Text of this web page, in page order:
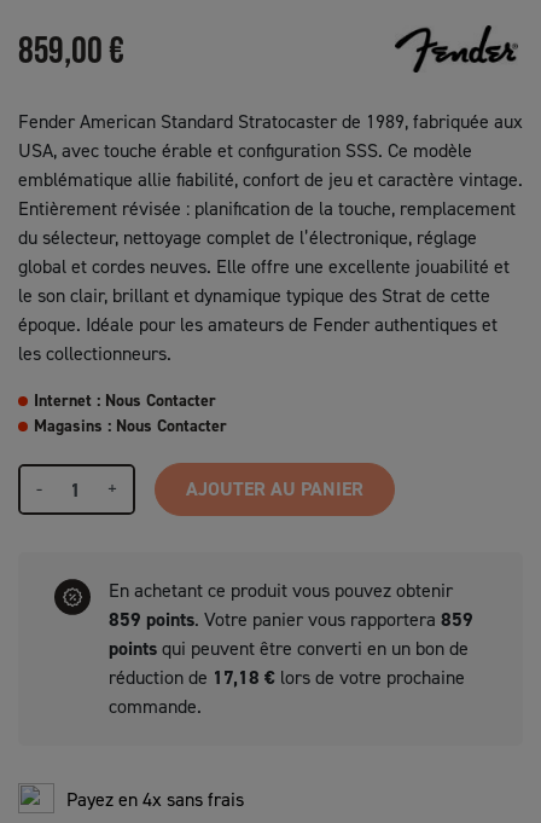
859,00 €
Fender American Standard Stratocaster de 1989, fabriquée aux
USA, avec touche érable et configuration SSS. Ce modèle
emblématique allie fiabilité, confort de jeu et caractère vintage.
Entièrement révisée : planification de la touche, remplacement
du sélecteur, nettoyage complet de l’électronique, réglage
global et cordes neuves. Elle offre une excellente jouabilité et
le son clair, brillant et dynamique typique des Strat de cette
époque. Idéale pour les amateurs de Fender authentiques et
les collectionneurs.
Internet : Nous Contacter
Magasins : Nous Contacter
- + AJOUTER AU PANIER
En achetant ce produit vous pouvez obtenir
859 points. Votre panier vous rapportera 859
pointsqui peuvent être converti en un bon de
réduction de 17,18 €lors de votre prochaine
commande.
Payez en 4x sans frais